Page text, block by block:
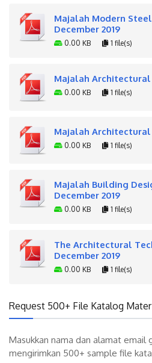
Majalah Modern
December 2019
0.00 KB 1 file(s)
Majalah Architectural
0.00 KB 1 file(s)
Majalah Architectural
0.00 KB 1 file(s)
Majalah Building
December 2019
0.00 KB 1 file(s)
The Architectural
December 2019
0.00 KB 1 file(s)
Request 500+ File Katalog
Masukkan nama dan alamat email
mengirimkan 500+ sample file